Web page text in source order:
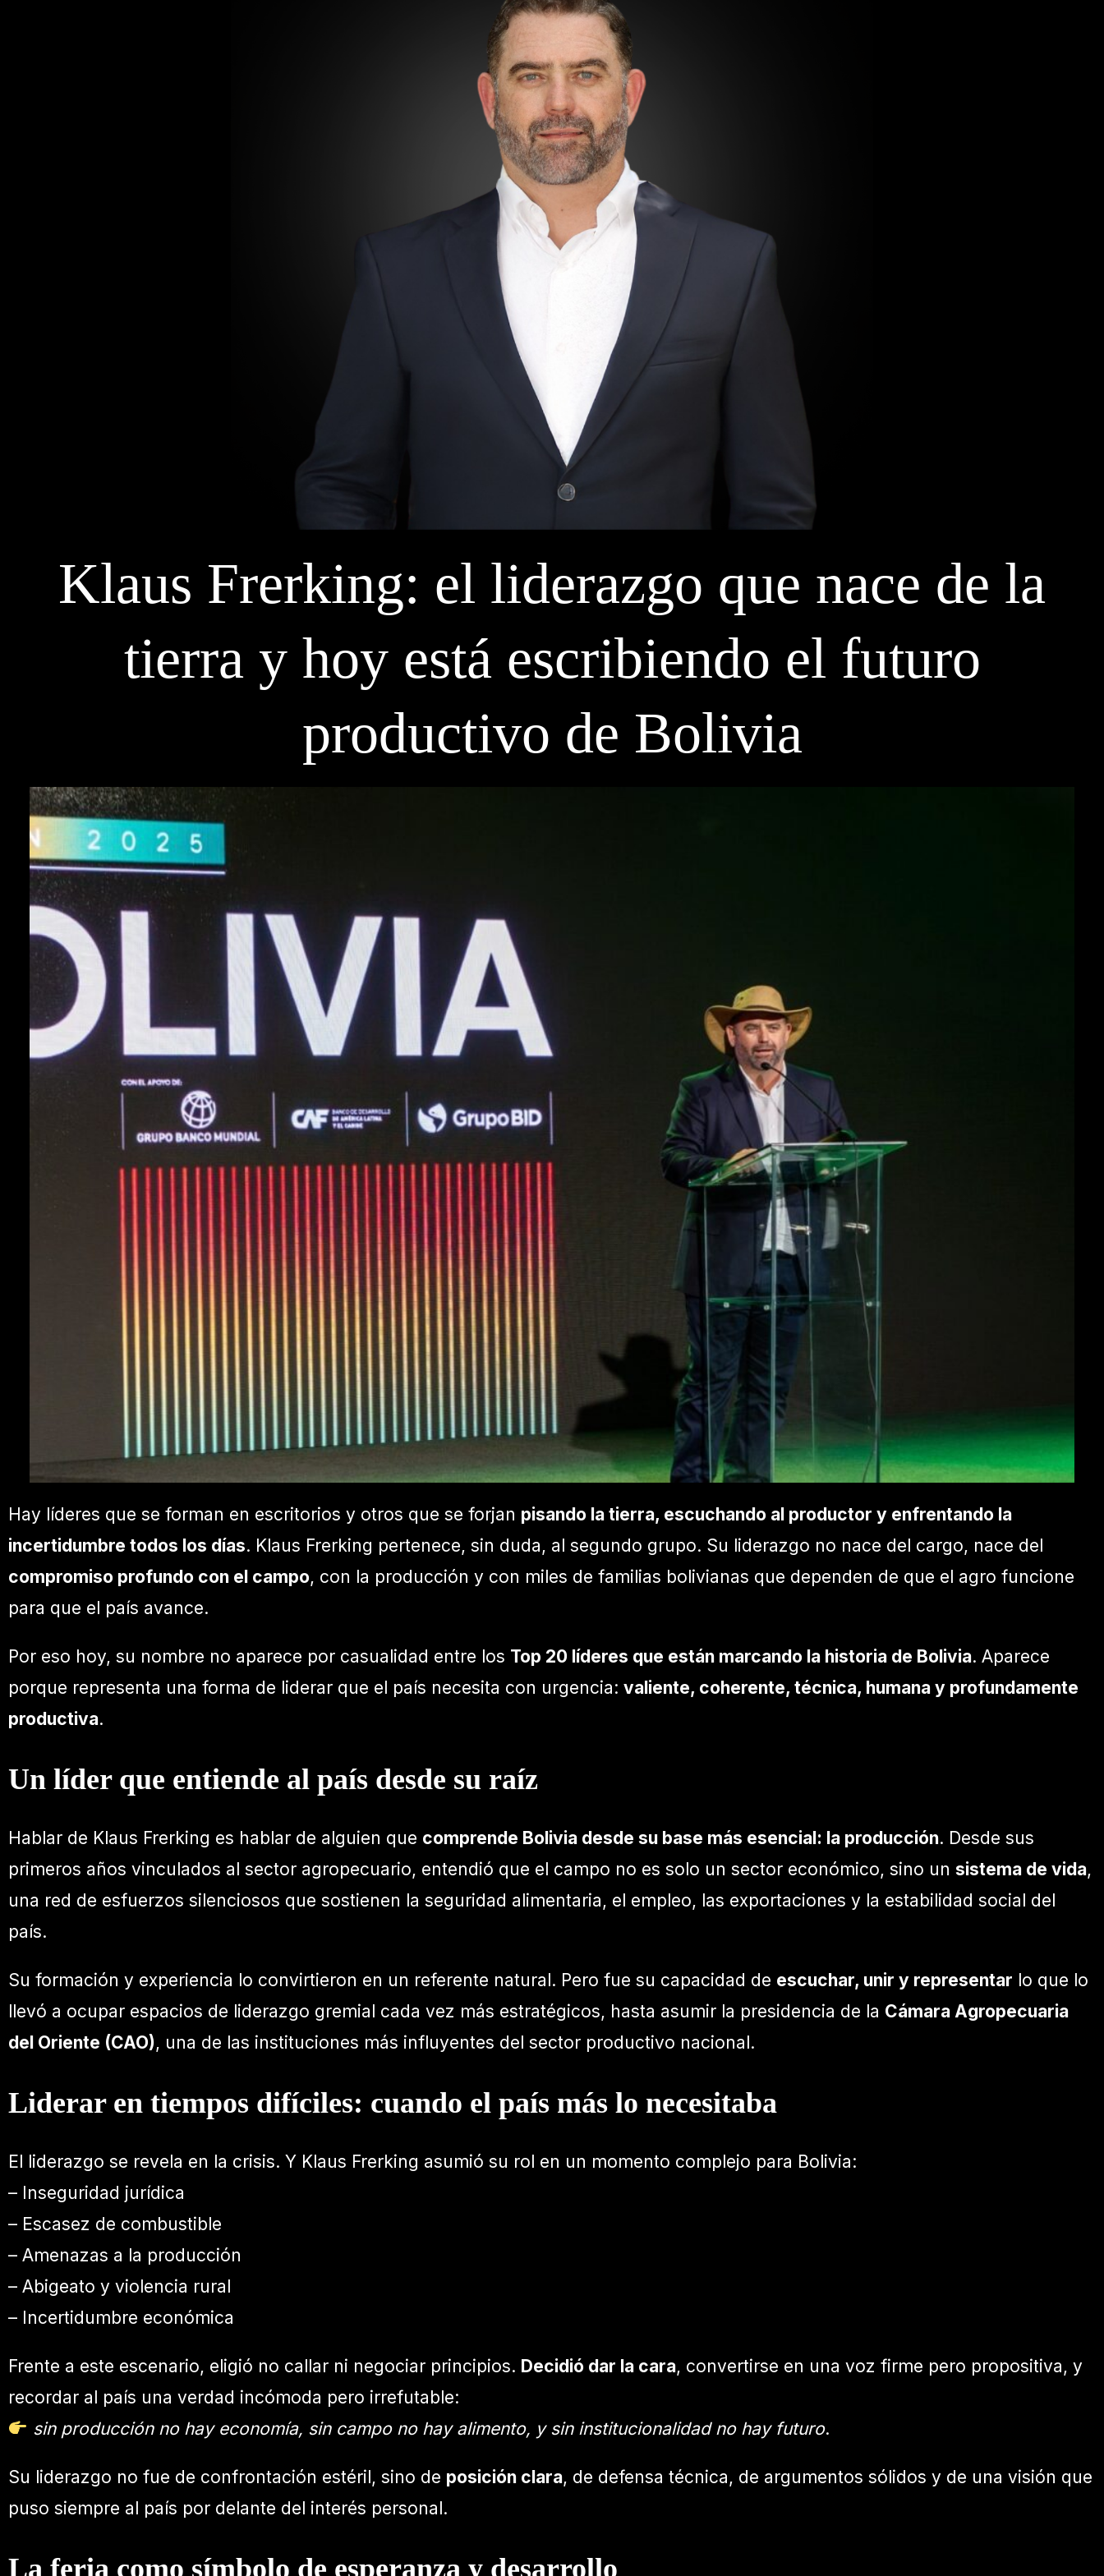
Klaus Frerking: el liderazgo que nace de la
tierra y hoy está escribiendo el futuro
productivo de Bolivia
Hay líderes que se forman en escritorios y otros que se forjan pisando la tierra, escuchando al productor y enfrentando la
incertidumbre todos los días. Klaus Frerking pertenece, sin duda, al segundo grupo. Su liderazgo no nace del cargo, nace del
compromiso profundo con el campo, con la producción y con miles de familias bolivianas que dependen de que el agro funcione
para que el país avance.
Por eso hoy, su nombre no aparece por casualidad entre los Top 20 líderes que están marcando la historia de Bolivia. Aparece
porque representa una forma de liderar que el país necesita con urgencia: valiente, coherente, técnica, humana y profundamente
productiva.
Un líder que entiende al país desde su raíz
Hablar de Klaus Frerking es hablar de alguien que comprende Bolivia desde su base más esencial: la producción. Desde sus
primeros años vinculados al sector agropecuario, entendió que el campo no es solo un sector económico, sino un sistema de vida,
una red de esfuerzos silenciosos que sostienen la seguridad alimentaria, el empleo, las exportaciones y la estabilidad social del
país.
Su formación y experiencia lo convirtieron en un referente natural. Pero fue su capacidad de escuchar, unir y representar lo que lo
llevó a ocupar espacios de liderazgo gremial cada vez más estratégicos, hasta asumir la presidencia de la Cámara Agropecuaria
del Oriente (CAO), una de las instituciones más influyentes del sector productivo nacional.
Liderar en tiempos difíciles: cuando el país más lo necesitaba
El liderazgo se revela en la crisis. Y Klaus Frerking asumió su rol en un momento complejo para Bolivia:
– Inseguridad jurídica
– Escasez de combustible
– Amenazas a la producción
– Abigeato y violencia rural
– Incertidumbre económica
Frente a este escenario, eligió no callar ni negociar principios. Decidió dar la cara, convertirse en una voz firme pero propositiva, y
recordar al país una verdad incómoda pero irrefutable:
sin producción no hay economía, sin campo no hay alimento, y sin institucionalidad no hay futuro.
Su liderazgo no fue de confrontación estéril, sino de posición clara, de defensa técnica, de argumentos sólidos y de una visión que
puso siempre al país por delante del interés personal.
La feria como símbolo de esperanza y desarrollo